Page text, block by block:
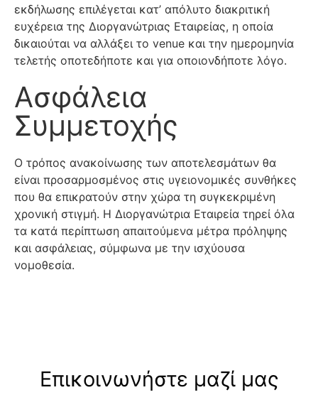
εκδήλωσης επιλέγεται κατ’ απόλυτο διακριτική
ευχέρεια της Διοργανώτριας Εταιρείας, η οποία
δικαιούται να αλλάξει το venue και την ημερομηνία
τελετής οποτεδήποτε και για οποιονδήποτε λόγο.
Ασφάλεια
Συμμετοχής
Ο τρόπος ανακοίνωσης των αποτελεσμάτων θα
είναι προσαρμοσμένος στις υγειονομικές συνθήκες
που θα επικρατούν στην χώρα τη συγκεκριμένη
χρονική στιγμή. Η Διοργανώτρια Εταιρεία τηρεί όλα
τα κατά περίπτωση απαιτούμενα μέτρα πρόληψης
και ασφάλειας, σύμφωνα με την ισχύουσα
νομοθεσία.
Επικοινωνήστε μαζί μας